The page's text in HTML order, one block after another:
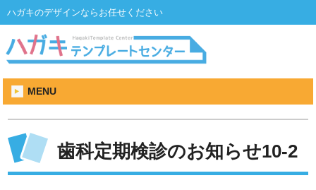
ハガキのデザインならお任せください
MENU
歯科定期検診のお知らせ10-2